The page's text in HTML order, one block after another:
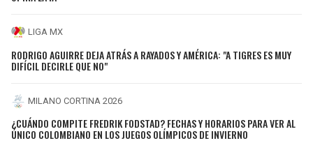
LIGA MX
RODRIGO AGUIRRE DEJA ATRÁS A RAYADOS Y AMÉRICA: "A TIGRES ES MUY
DIFÍCIL DECIRLE QUE NO"
MILANO CORTINA 2026
¿CUÁNDO COMPITE FREDRIK FODSTAD? FECHAS Y HORARIOS PARA VER AL
ÚNICO COLOMBIANO EN LOS JUEGOS OLÍMPICOS DE INVIERNO